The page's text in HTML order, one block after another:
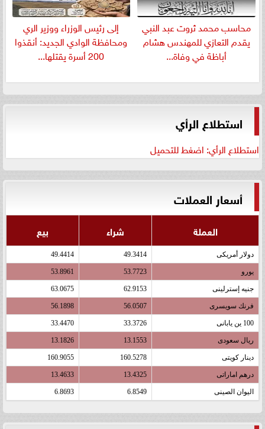
​محاسب محمد ثروت عبد النبي
يقدم التعازي للمهندس هشام
أباظة في وفاة...
إلى رئيس الوزراء ووزير الري
ومحافظة الوادي الجديد: أنقذوا
200 أسرة يقتلها...
استطلاع الرأي
استطلاع الرأي: اضغط للتحميل
أسعار العملات
العملة شراء بيع
دولار أمريكى 49.3414
49.4414
يورو 53.7723
53.8961
جنيه إسترلينى 62.9153
63.0675
فرنك سويسرى 56.0507
56.1898
100 ين يابانى 33.3726
33.4470
ريال سعودى 13.1553
13.1826
دينار كويتى 160.5278
160.9055
درهم اماراتى 13.4325
13.4633
اليوان الصينى 6.8549
6.8693